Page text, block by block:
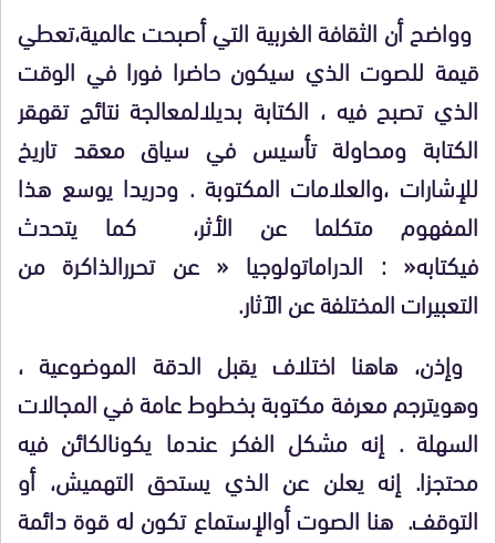
وواضح أن الثقافة الغربية التي أصبحت عالمية،تعطي
قيمة للصوت الذي سيكون حاضرا فورا في الوقت
الذي تصبح فيه ، الكتابة بديلالمعالجة نتائج تقهقر
الكتابة ومحاولة تأسيس في سياق معقد تاريخ
للإشارات ،والعلامات المكتوبة . ودريدا يوسع هذا
المفهوم متكلما عن الأثر، كما يتحدث
فيكتابه: » الدراماتولوجيا »عن تحررالذاكرة من
التعبيرات المختلفة عن الآثار.
وإذن، هاهنا اختلاف يقبل الدقة الموضوعية ،
وهويترجم معرفة مكتوبة بخطوط عامة في المجالات
السهلة . إنه مشكل الفكر عندما يكونالكائن فيه
محتجزا. إنه يعلن عن الذي يستحق التهميش، أو
التوقف. هنا الصوت أوالإستماع تكون له قوة دائمة